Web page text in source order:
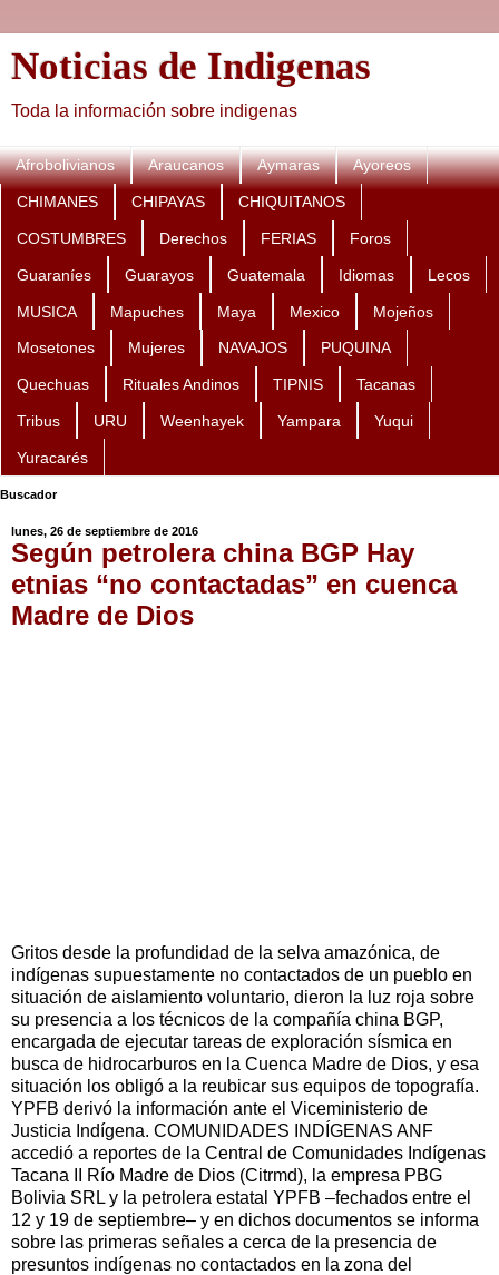
Noticias de Indigenas
Toda la información sobre indigenas
Afrobolivianos Araucanos Aymaras Ayoreos
CHIMANES CHIPAYAS CHIQUITANOS
COSTUMBRES Derechos FERIAS Foros
Guaraníes Guarayos Guatemala Idiomas Lecos
MUSICA Mapuches Maya Mexico Mojeños
Mosetones Mujeres NAVAJOS PUQUINA
Quechuas Rituales Andinos TIPNIS Tacanas
Tribus URU Weenhayek Yampara Yuqui
Yuracarés
Buscador
lunes, 26 de septiembre de 2016
Según petrolera china BGP Hay
etnias “no contactadas” en cuenca
Madre de Dios
Gritos desde la profundidad de la selva amazónica, de
indígenas supuestamente no contactados de un pueblo en
situación de aislamiento voluntario, dieron la luz roja sobre
su presencia a los técnicos de la compañía china BGP,
encargada de ejecutar tareas de exploración sísmica en
busca de hidrocarburos en la Cuenca Madre de Dios, y esa
situación los obligó a la reubicar sus equipos de topografía.
YPFB derivó la información ante el Viceministerio de
Justicia Indígena. COMUNIDADES INDÍGENAS ANF
accedió a reportes de la Central de Comunidades Indígenas
Tacana II Río Madre de Dios (Citrmd), la empresa PBG
Bolivia SRL y la petrolera estatal YPFB –fechados entre el
12 y 19 de septiembre– y en dichos documentos se informa
sobre las primeras señales a cerca de la presencia de
presuntos indígenas no contactados en la zona del